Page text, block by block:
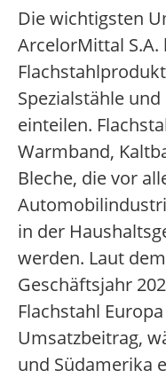
Die wichtigsten
ArcelorMittal S.A.
Spezialstähle
einteilen.
Warmband,
Bleche, die vor
in der
werden. Laut
Geschäftsjahr
Flachstahl
Umsatzbeitrag,
und Südamerika